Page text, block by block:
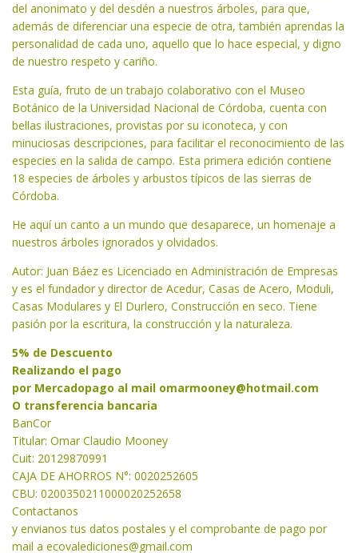
del anonimato y del desdén a nuestros árboles, para que,
además de diferenciar una especie de otra, también aprendas la
personalidad de cada uno, aquello que lo hace especial, y digno
de nuestro respeto y cariño.
Esta guía, fruto de un trabajo colaborativo con el Museo
Botánico de la Universidad Nacional de Córdoba, cuenta con
bellas ilustraciones, provistas por su iconoteca, y con
minuciosas descripciones, para facilitar el reconocimiento de las
especies en la salida de campo. Esta primera edición contiene
18 especies de árboles y arbustos típicos de las sierras de
Córdoba.
He aquí un canto a un mundo que desaparece, un homenaje a
nuestros árboles ignorados y olvidados.
Autor: Juan Báez es Licenciado en Administración de Empresas
y es el fundador y director de Acedur, Casas de Acero, Moduli,
Casas Modulares y El Durlero, Construcción en seco. Tiene
pasión por la escritura, la construcción y la naturaleza.
5% de Descuento
Realizando el pago
por Mercadopago al mail omarmooney@hotmail.com
O transferencia bancaria
BanCor
Titular: Omar Claudio Mooney
Cuit: 20129870991
CAJA DE AHORROS N°: 0020252605
CBU: 0200350211000020252658
Contactanos
y envianos tus datos postales y el comprobante de pago por
mail a ecovalediciones@gmail.com